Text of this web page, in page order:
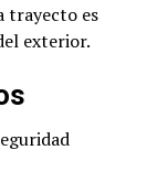
trayecto es
exterior.